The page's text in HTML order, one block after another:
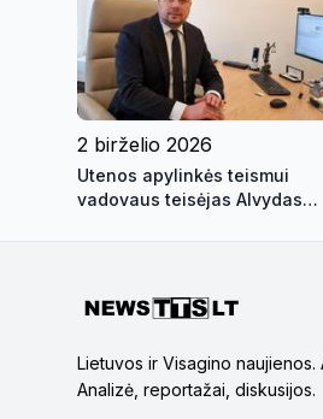
2 birželio 2026
Utenos apylinkės teismui
vadovaus teisėjas Alvydas
Lietuvos ir Visagino
Analizė, reportažai, diskusijos.